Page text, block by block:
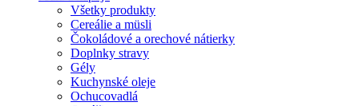
Všetky produkty
Cereálie a müsli
Čokoládové a orechové nátierky
Doplnky stravy
Gély
Kuchynské oleje
Ochucovadlá